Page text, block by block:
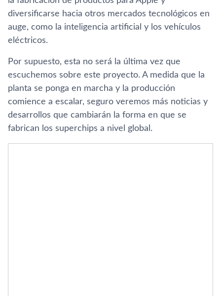
diversificarse hacia otros mercados tecnológicos en
auge, como la inteligencia artificial y los vehículos
eléctricos.
Por supuesto, esta no será la última vez que
escuchemos sobre este proyecto. A medida que la
planta se ponga en marcha y la producción
comience a escalar, seguro veremos más noticias y
desarrollos que cambiarán la forma en que se
fabrican los superchips a nivel global.